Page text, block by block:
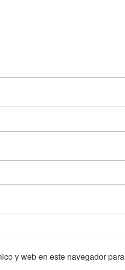
y web en este navegador para